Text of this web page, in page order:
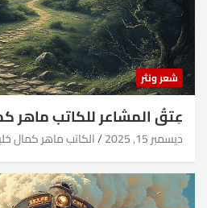
شعر ونثر
عِتقُ المشاعر للكاتب ماهر
ديسمبر 15, 2025 الكاتب ماهر كمال